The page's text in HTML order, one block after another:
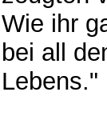
Wie ihr
bei all
Lebens."